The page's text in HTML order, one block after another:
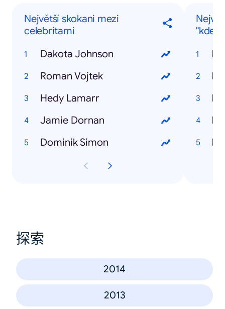
Největší skokani mezi
celebritami
Dakota Johnson
Roman Vojtek
Hedy Lamarr
Jamie Dornan
Dominik Simon
"kde
探索
2014
2013